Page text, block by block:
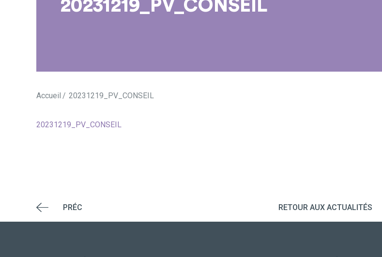
20231219_PV_CONSEIL
Accueil 20231219_PV_CONSEIL
20231219_PV_CONSEIL
PRÉC RETOUR AUX ACTUALITÉS